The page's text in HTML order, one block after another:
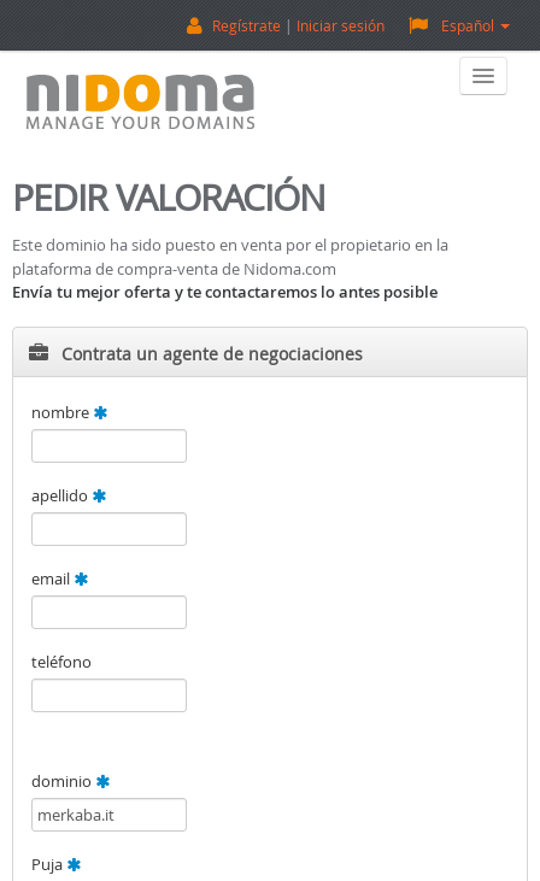
Español
Regístrate Iniciar sesión
Vender Dominios
¡Contactanos!
PEDIR VALORACIÓN
Este dominio ha sido puesto en venta por el propietario en la
plataforma de compra-venta de Nidoma.com
Envía tu mejor oferta y te contactaremos lo antes posible
Contrata un agente de negociaciones
nombre
apellido
email
teléfono
dominio
Puja